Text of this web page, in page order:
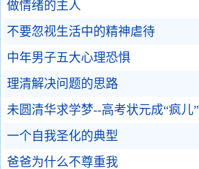
做情绪的主人
不要忽视生活中的精神虐待
中年男子五大心理恐惧
理清解决问题的思路
未圆清华求学梦--高考状元成“疯儿”
一个自我圣化的典型
爸爸为什么不尊重我